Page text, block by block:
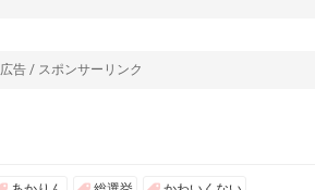
広告 / スポンサーリンク